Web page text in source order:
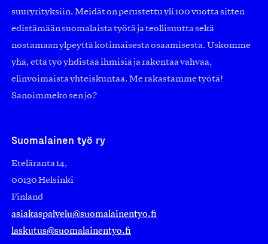
suuryrityksiin. Meidät on perustettu yli 100 vuotta sitten
edistämään suomalaista työtä ja teollisuutta sekä
nostamaan ylpeyttä kotimaisesta osaamisesta. Uskomme
yhä, että työ yhdistää ihmisiä ja rakentaa vahvaa,
elinvoimaista yhteiskuntaa. Me rakastamme työtä!
Sanoimmeko sen jo?
Suomalainen työ ry
Eteläranta 14,
00130 Helsinki
Finland
asiakaspalvelu@suomalainentyo.fi
laskutus@suomalainentyo.fi